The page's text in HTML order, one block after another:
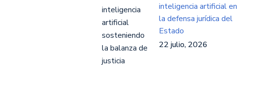
inteligencia artificial en
la defensa jurídica del
Estado
22 julio, 2026